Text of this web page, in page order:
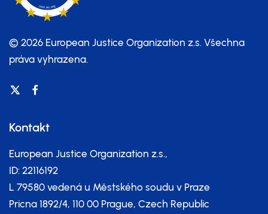
© 2026 European Justice Organization z.s. Všechna
práva vyhrazena.
Kontakt
European Justice Organization z.s.,
ID: 22116192
L 79580 vedená u Městského soudu v Praze
Pricna 1892/4, 110 00 Prague, Czech Republic